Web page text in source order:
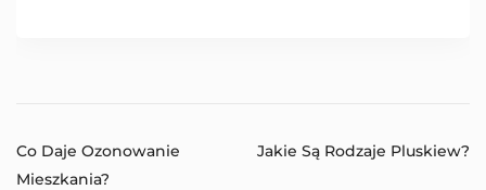
Co Daje Ozonowanie
Mieszkania?
Jakie Są Rodzaje Pluskiew?